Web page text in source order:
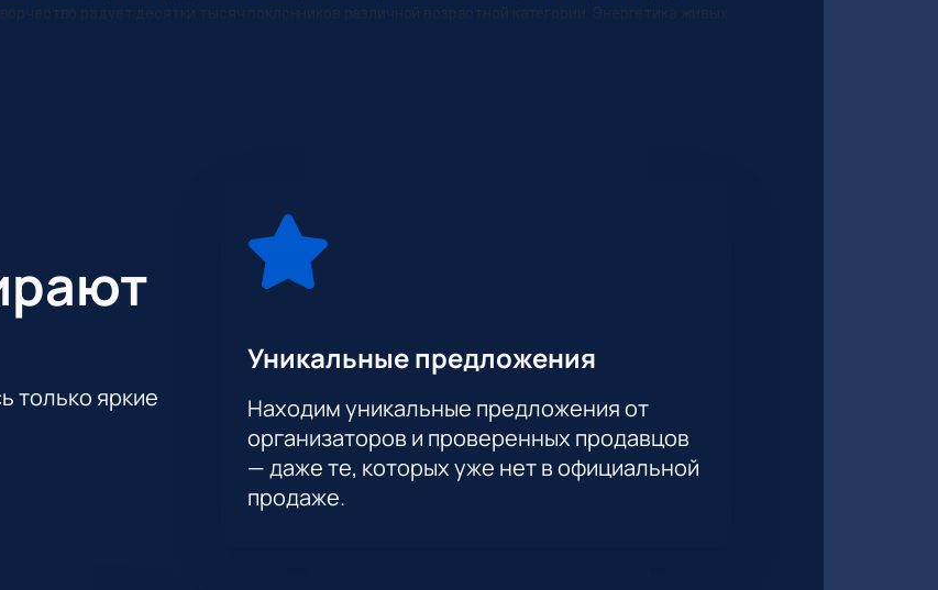
радует десятки тысяч поклонников различной возрастной категории. Энергетика живых
только яркие
Уникальные предложения
Находим уникальные предложения от
организаторов и проверенных продавцов
— даже те, которых уже нет в официальной
продаже.